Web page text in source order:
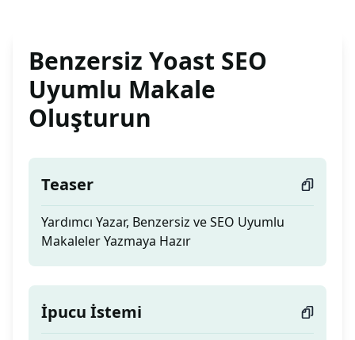
Benzersiz Yoast SEO
Uyumlu Makale
Oluşturun
Teaser
Yardımcı Yazar, Benzersiz ve SEO Uyumlu
Makaleler Yazmaya Hazır
İpucu İstemi